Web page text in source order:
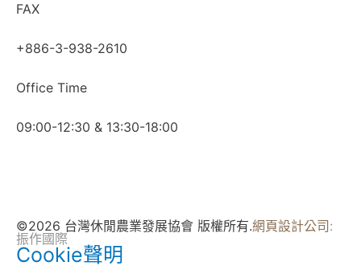
FAX
+886-3-938-2610
Office Time
09:00-12:30 & 13:30-18:00
©2026 台灣休閒農業發展協會 版權所有.網頁設計公司 :
振作國際
Cookie聲明